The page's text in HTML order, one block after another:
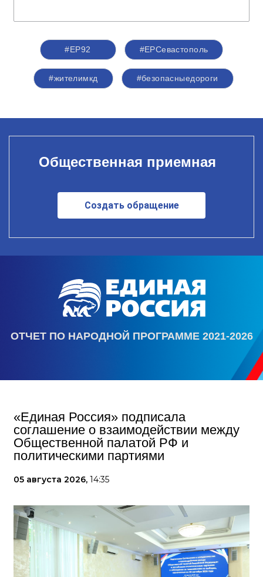
#ЕР92 #ЕРСевастополь
#жителимкд #безопасныедороги
Общественная приемная
Создать обращение
ОТЧЕТ ПО НАРОДНОЙ ПРОГРАММЕ 2021-2026
«Единая Россия» подписала
соглашение о взаимодействии между
Общественной палатой РФ и
политическими партиями
05 августа 2026, 14:35